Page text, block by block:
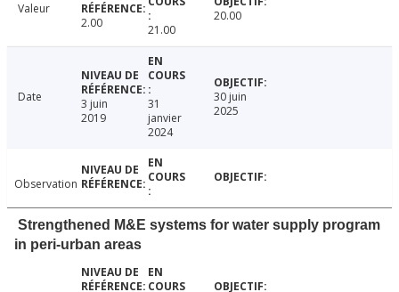
Valeur
2.00
21.00
20.00
Date
3 juin
2019
31
janvier
2024
30 juin
2025
Observation
Strengthened M&E systems for water supply program
in peri-urban areas